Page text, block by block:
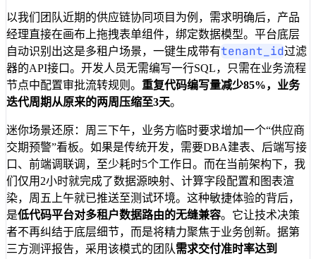
以我们团队近期的供应链协同项目为例，需求明确后，产品
经理直接在画布上拖拽表单组件，绑定数据模型。平台底层
自动识别出这是多租户场景，一键生成带有tenant_id过滤
器的API接口。开发人员无需编写一行SQL，只需在业务流程
节点中配置审批流转规则。 重复代码编写量减少85%，业务
迭代周期从原来的两周压缩至3天。
迷你场景还原：周三下午，业务方临时要求增加一个“供应商
交期预警”看板。如果是传统开发，需要DBA建表、后端写接
口、前端调联调，至少耗时5个工作日。而在当前架构下，我
们仅用2小时就完成了数据源映射、计算字段配置和图表渲
染，周五上午就已推送至测试环境。这种敏捷体验的背后，
是低代码平台对多租户数据路由的无缝兼容。它让技术决策
者不再纠结于底层细节，而是将精力聚焦于业务创新。据第
三方测评报告，采用该模式的团队需求交付准时率达到